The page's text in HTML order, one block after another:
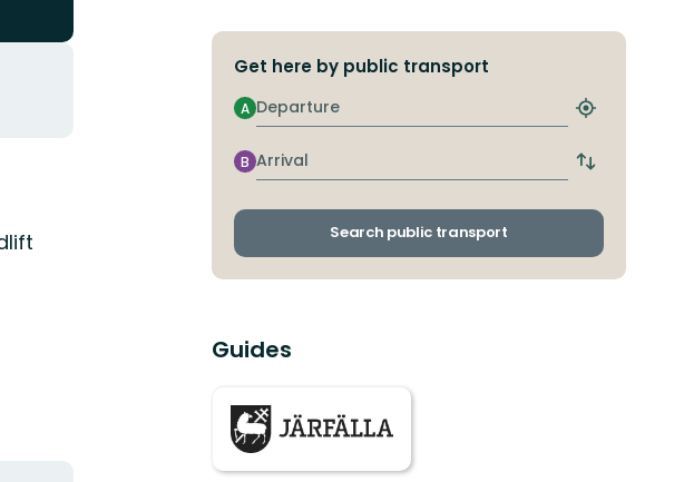
Get here by public transport
Departure
A
Find
stop
Arrival
B
Switch
and
stops
Search public transport
Guides